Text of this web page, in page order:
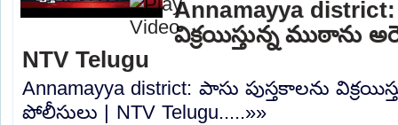
Annamayya district:
విక్రయిస్తున్న ముఠాను
NTV Telugu
Annamayya district: పాసు పుస్తకాలను
పోలీసులు | NTV Telugu.....»»